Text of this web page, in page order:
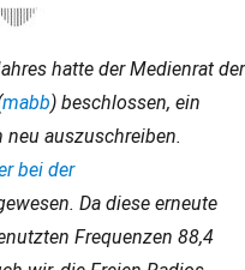
hatte der Medienrat der
mabb) beschlossen, ein
neu auszuschreiben.
bei der
Da diese erneute
Frequenzen 88,4